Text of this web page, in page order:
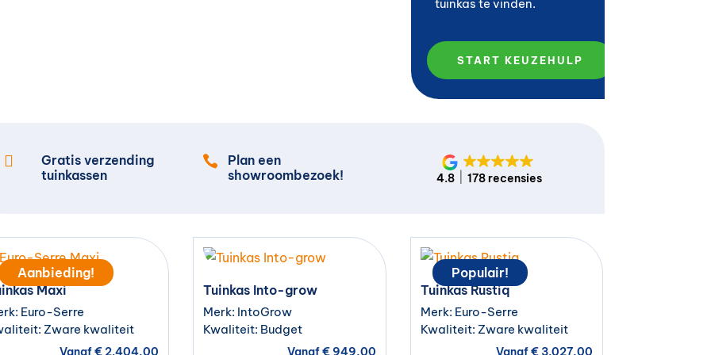
tuinkas te vinden.
START KEUZEHULP

Gratis verzending
tuinkassen

Plan een
showroombezoek!
4.8 178 recensies
Aanbieding!
Maxi
Euro-Serre
Zware kwaliteit
Vanaf€ 2.404,00
Tuinkas Into-grow
Merk: IntoGrow
Kwaliteit: Budget
Vanaf€949,00
Populair!
Tuinkas Rustiq
Merk: Euro-Serre
Kwaliteit: Zware kwaliteit
Vanaf€ 3.027,00